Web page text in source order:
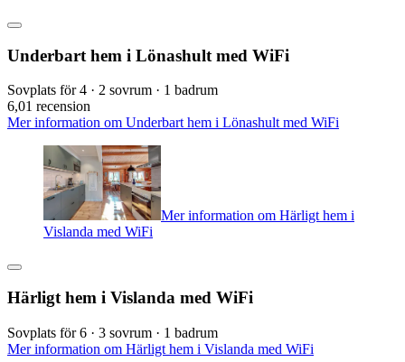
Underbart hem i Lönashult med WiFi
Sovplats för 4 · 2 sovrum · 1 badrum
6,01 recension
Mer information om Underbart hem i Lönashult med WiFi
Mer information om Härligt hem i
Vislanda med WiFi
Härligt hem i Vislanda med WiFi
Sovplats för 6 · 3 sovrum · 1 badrum
Mer information om Härligt hem i Vislanda med WiFi